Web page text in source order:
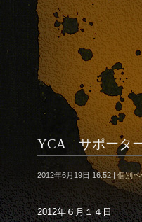
YCA サポータ
2012年6月19日 16:52 | 個別ペ
2012年６月１４日